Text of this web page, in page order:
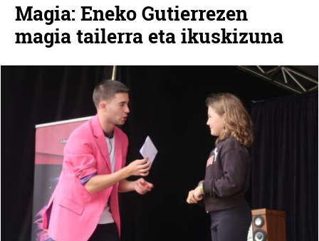
Magia: Eneko Gutierrezen
magia tailerra eta ikuskizuna